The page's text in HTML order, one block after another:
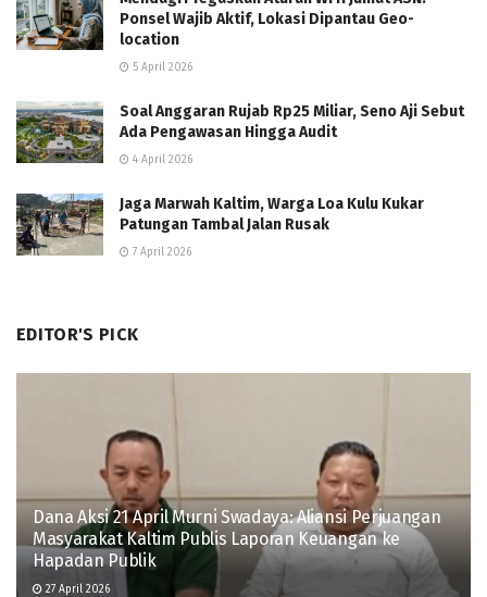
Ponsel Wajib Aktif, Lokasi Dipantau Geo-
location
5 April 2026
Soal Anggaran Rujab Rp25 Miliar, Seno Aji Sebut
Ada Pengawasan Hingga Audit
4 April 2026
Jaga Marwah Kaltim, Warga Loa Kulu Kukar
Patungan Tambal Jalan Rusak
7 April 2026
EDITOR'S PICK
Dana Aksi 21 April Murni Swadaya: Aliansi Perjuangan
Masyarakat Kaltim Publis Laporan Keuangan ke
Hapadan Publik
27 April 2026